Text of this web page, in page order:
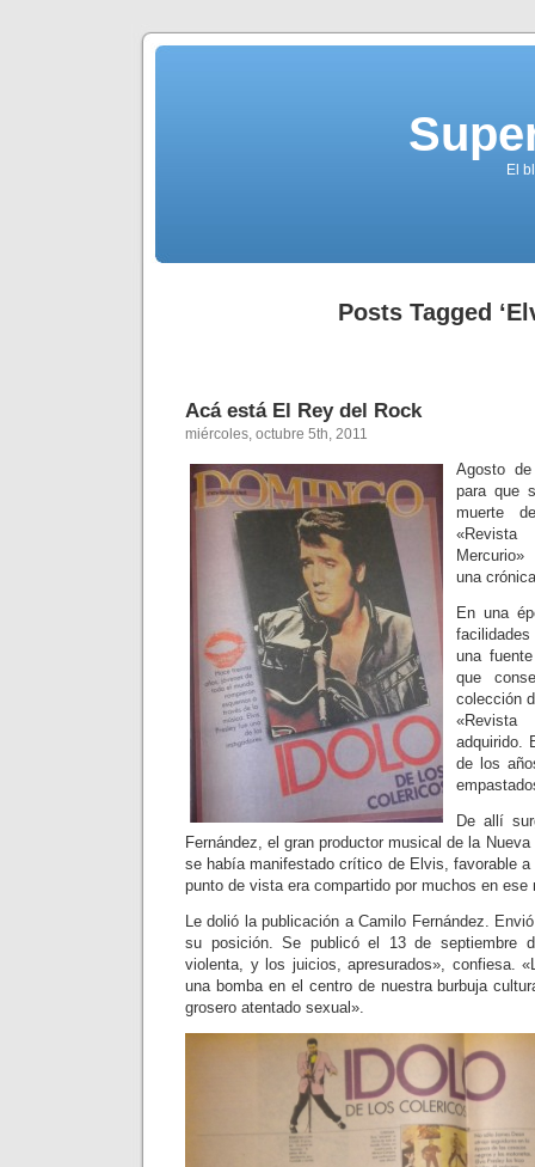
El
Posts Tagged
Acá está El Rey del Rock
miércoles, octubre 5th, 2011
Agosto
para que
muerte
una
En una
una
que
colección
adquirido.
de los
De allí
Fernández, el gran productor musical de la
se había manifestado crítico de Elvis, favorable
punto de vista era compartido por muchos en ese
Le dolió la publicación a Camilo Fernández.
su posición. Se publicó el 13 de septiembre
violenta, y los juicios, apresurados», confiesa.
una bomba en el centro de nuestra burbuja
grosero atentado sexual».